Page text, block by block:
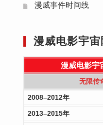
漫威事件时间线
漫威电影宇宙
漫威电影宇
无限传
2008–2012年
2013–2015年